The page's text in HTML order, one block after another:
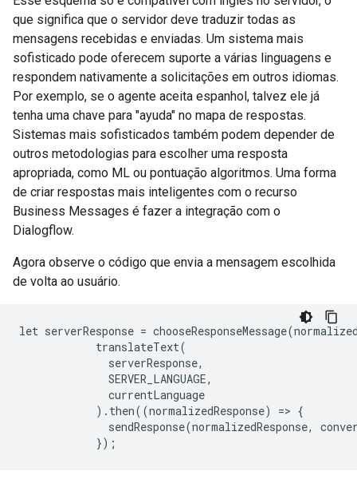
que significa que o servidor deve traduzir todas as
mensagens recebidas e enviadas. Um sistema mais
sofisticado pode oferecem suporte a várias linguagens e
respondem nativamente a solicitações em outros idiomas.
Por exemplo, se o agente aceita espanhol, talvez ele já
tenha uma chave para "ayuda" no mapa de respostas.
Sistemas mais sofisticados também podem depender de
outros metodologias para escolher uma resposta
apropriada, como ML ou pontuação algoritmos. Uma forma
de criar respostas mais inteligentes com o recurso
Business Messages é fazer a integração com o
Dialogflow.
Agora observe o código que envia a mensagem escolhida
de volta ao usuário.
let serverResponse =
            translateText(
              serverResponse,
              SERVER_LANGUAGE,
              currentLanguage
            ).then((normalizedResponse) => {
sendResponse(normalizedResponse,